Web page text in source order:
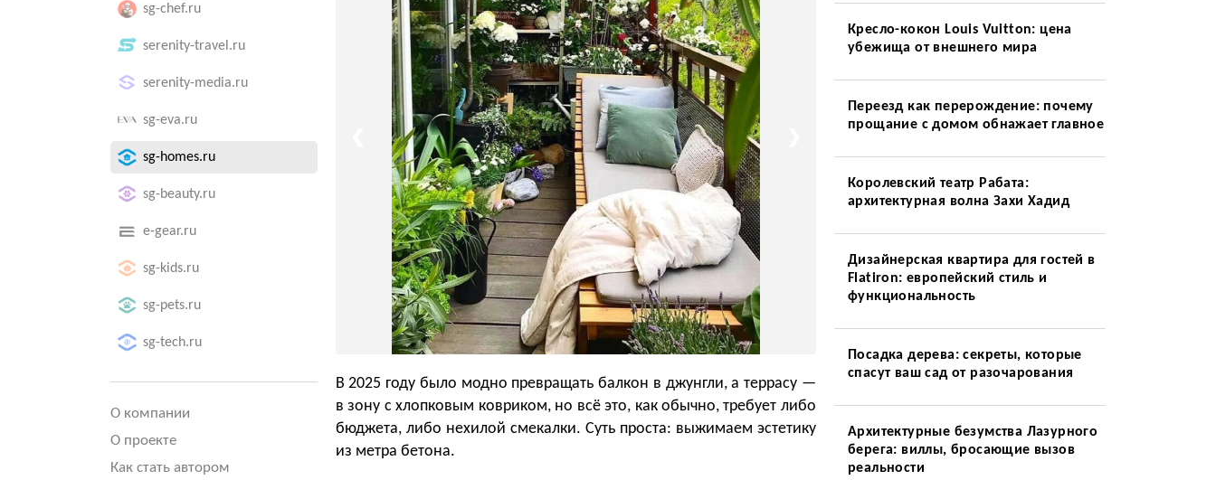
sg-chef.ru
serenity-travel.ru
serenity-media.ru
sg-eva.ru
sg-homes.ru
sg-beauty.ru
e-gear.ru
sg-kids.ru
sg-pets.ru
sg-tech.ru
О компании
О проекте
Как стать автором
В 2025 году было модно превращать балкон в джунгли, а террасу —
в зону с хлопковым ковриком, но всё это, как обычно, требует либо
бюджета, либо нехилой смекалки. Суть проста: выжимаем эстетику
из метра бетона.
Кресло-кокон Louis Vuitton: цена
убежища от внешнего мира
Переезд как перерождение: почему
прощание с домом обнажает главное
Королевский театр Рабата:
архитектурная волна Захи Хадид
Дизайнерская квартира для гостей в
Flatiron: европейский стиль и
функциональность
Посадка дерева: секреты, которые
спасут ваш сад от разочарования
Архитектурные безумства Лазурного
берега: виллы, бросающие вызов
реальности